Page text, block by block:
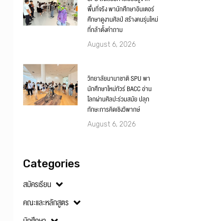
พื้นที่จริง พานักศึกษาอินเตอร์
ศึกษาดูงานศิลป์ สร้างคนรุ่นใหม่
ที่กล้าตั้งคำถาม
August 6, 2026
วิทยาลัยนานาชาติ SPU พา
นักศึกษาใหม่ทัวร์ BACC อ่าน
โลกผ่านศิลปะร่วมสมัย ปลุก
ทักษะการคิดเชิงวิพากษ์
August 6, 2026
Categories
สมัครเรียน
คณะและหลักสูตร